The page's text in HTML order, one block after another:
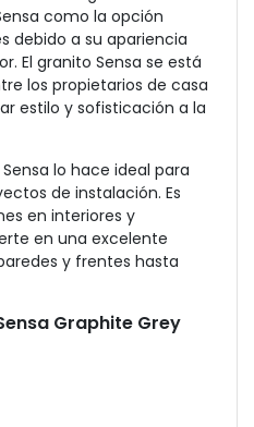
como la opción
debido a su apariencia
El granito Sensa se está
los propietarios de casa
estilo y sofisticación a la
lo hace ideal para
de instalación. Es
en interiores y
en una excelente
y frentes hasta
Graphite Grey